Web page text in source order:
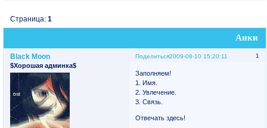
Анки
Страница:1
Поделиться 1
2009-08-10 15:20:11
Black Moon
$Хорошая админка$
Заполняем!
1. Имя.
2. Увлечение.
3. Связь.
Отвечать здесь!